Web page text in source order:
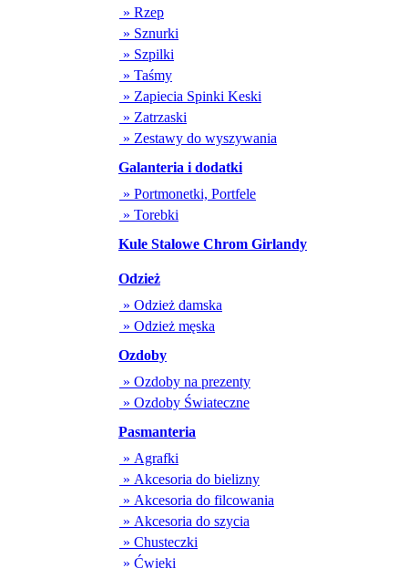
» Rzep
» Sznurki
» Szpilki
» Taśmy
» Zapiecia Spinki Keski
» Zatrzaski
» Zestawy do wyszywania
Galanteria i dodatki
» Portmonetki, Portfele
» Torebki
Kule Stalowe Chrom Girlandy
Odzież
» Odzież damska
» Odzież męska
Ozdoby
» Ozdoby na prezenty
» Ozdoby Świateczne
Pasmanteria
» Agrafki
» Akcesoria do bielizny
» Akcesoria do filcowania
» Akcesoria do szycia
» Chusteczki
» Ćwieki